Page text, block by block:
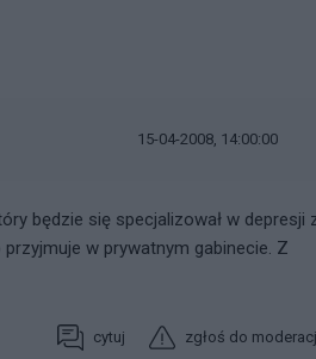
15-04-2008, 14:00:00
będzie się specjalizował w depresji
w prywatnym gabinecie. Z
cytuj zgłoś do